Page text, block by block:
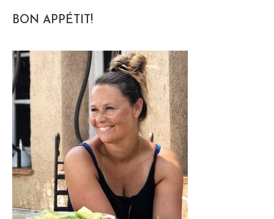
BON APPÉTIT!